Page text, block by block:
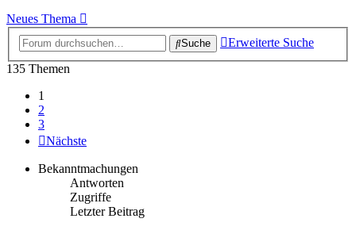
Neues Thema
Suche
Erweiterte Suche
135 Themen
1
2
3
Nächste
Bekanntmachungen
Antworten
Zugriffe
Letzter Beitrag